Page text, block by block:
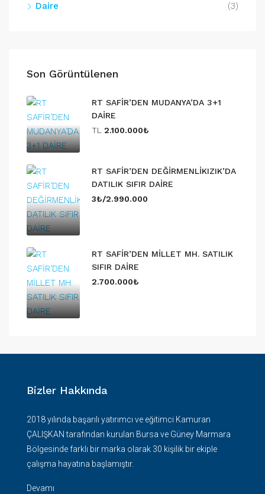
Daire (3)
Son Görüntülenen
RT SAFİR’DEN MUDANYA’DA 3+1
DAİRE
TL 2.100.000₺
RT SAFİR’DEN DEĞİRMENLİKIZIK’DA
DATILIK SIFIR DAİRE
3₺/2.990.000
RT SAFİR’DEN MİLLET MH. SATILIK
SIFIR DAİRE
2.700.000₺
Bizler Hakkında
2018 yılında başarılı yatırımcı ve eğitimci Kamuran
ÇALIŞKAN tarafından kurulan Bursa ve Güney Marmara
Bölgesinde farklı bir marka olarak 30 kişilik bir ekiple
çalışma hayatına başlamıştır.
Devamı